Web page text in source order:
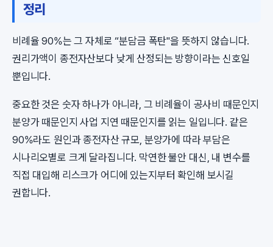
정리
비례율 90%는 그 자체로 “분담금 폭탄"을 뜻하지 않습니다.
권리가액이 종전자산보다 낮게 산정되는 방향이라는 신호일
뿐입니다.
중요한 것은 숫자 하나가 아니라, 그 비례율이 공사비 때문인지
분양가 때문인지 사업 지연 때문인지를 읽는 일입니다. 같은
90%라도 원인과 종전자산 규모, 분양가에 따라 부담은
시나리오별로 크게 달라집니다. 막연한 불안 대신, 내 변수를
직접 대입해 리스크가 어디에 있는지부터 확인해 보시길
권합니다.